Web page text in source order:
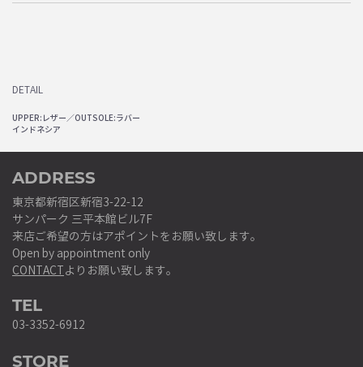
DETAIL
UPPER:レザー／OUTSOLE:ラバー
インドネシア
ADDRESS
東京都新宿区新宿3-22-12
サンパーク 三平本館ビル7F
来店ご希望の方はアポイントをお願い致します。
Open by appointment only
CONTACTよりお願い致します。
TEL
03-3352-6912
STORE